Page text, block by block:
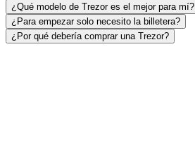
¿Qué modelo de Trezor es el mejor para mí?
¿Para empezar solo necesito la billetera?
¿Por qué debería comprar una Trezor?